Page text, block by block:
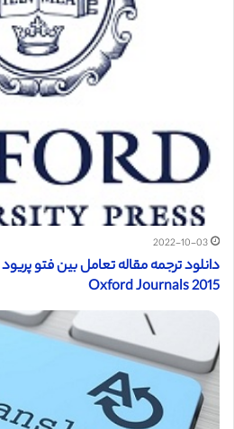
2022-10-03
دانلود ترجمه مقاله تعامل بین فتو
Oxford Journals 2015